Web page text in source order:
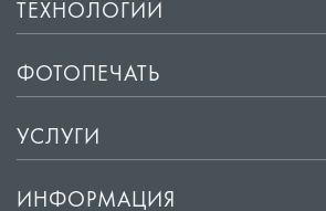
ТЕХНОЛОГИИ
ФОТОПЕЧАТЬ
УСЛУГИ
ИНФОРМАЦИЯ